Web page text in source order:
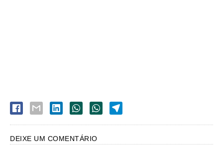
DEIXE UM COMENTÁRIO